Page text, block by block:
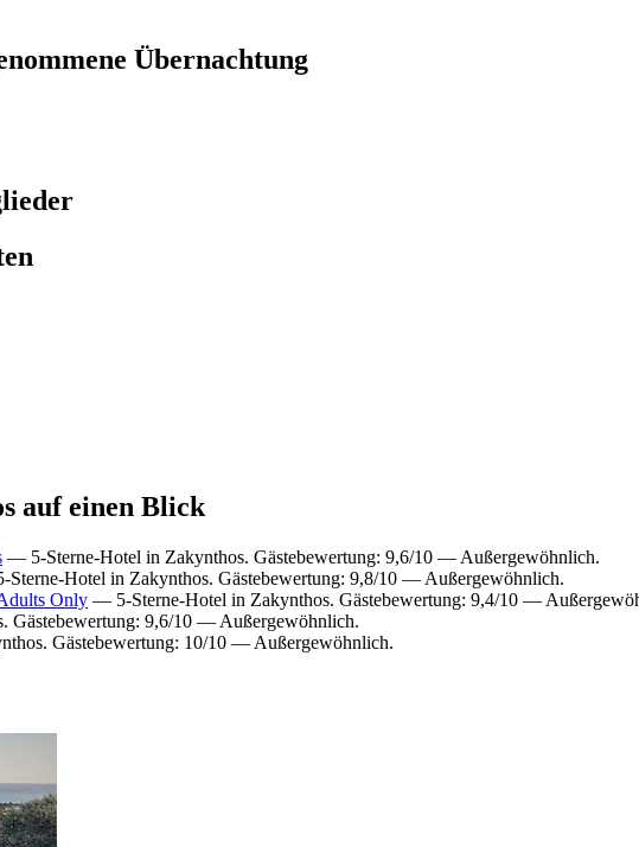
Übernachtung
auf einen Blick
— 5-Sterne-Hotel in Zakynthos. Gästebewertung: 9,6/10 — Außergewöhnlich.
Hotel in Zakynthos. Gästebewertung: 9,8/10 — Außergewöhnlich.
Only — 5-Sterne-Hotel in Zakynthos. Gästebewertung: 9,4/10 —
Gästebewertung: 9,6/10 — Außergewöhnlich.
Gästebewertung: 10/10 — Außergewöhnlich.